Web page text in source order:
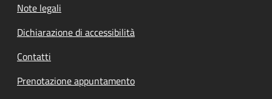
Note legali
Dichiarazione di accessibilità
Contatti
Prenotazione appuntamento